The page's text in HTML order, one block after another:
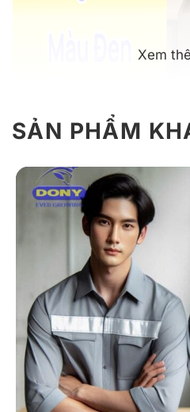
Mẫu đồng phục công sở
Giới Thiệu Đồng
Áo sơ mi phối quần tây đen
nam và nữ, dễ dàng ứng
từ văn phòng, sự kiện công
tác.
1. Chất liệu
Xem
SẢN PHẨM